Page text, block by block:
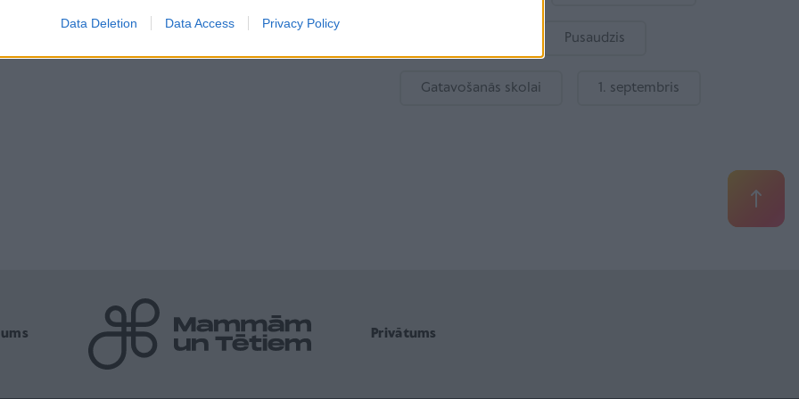
Data Deletion Data Access Privacy Policy
Pusaudzis
Gatavošanās skolai 1. septembris
Privātums